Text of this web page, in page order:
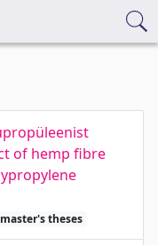
of hemp fibre
master's theses